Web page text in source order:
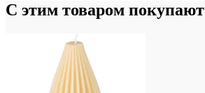
С этим товаром покупают